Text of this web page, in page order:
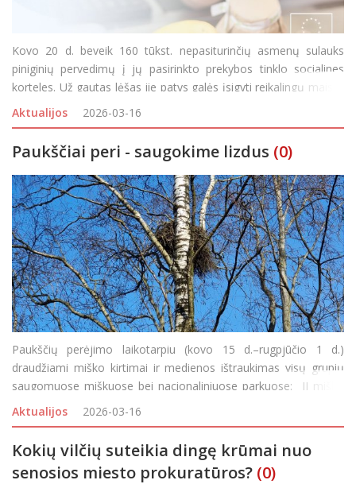
Kovo 20 d. beveik 160 tūkst. nepasiturinčių asmenų sulauks
piniginių pervedimų į jų pasirinkto prekybos tinklo socialines
korteles. Už gautas lėšas jie patys galės įsigyti reikalingų maisto
produktų ir kitų būtinojo vartojimo prekių pasirinktame prekybos
tinkle. Pervedimai į socialines kortel
Aktualijos 2026-03-16
Paukščiai peri - saugokime lizdus (0)
Paukščių perėjimo laikotarpiu (kovo 15 d.–rugpjūčio 1 d.)
draudžiami miško kirtimai ir medienos ištraukimas visų grupių
saugomuose miškuose bei nacionaliniuose parkuose: II miškų
grupei priskirtuose (ekosistemų apsaugos bei rekreacijos)
miškuo
Aktualijos 2026-03-16
Kokių vilčių suteikia dingę krūmai nuo
senosios miesto prokuratūros? (0)